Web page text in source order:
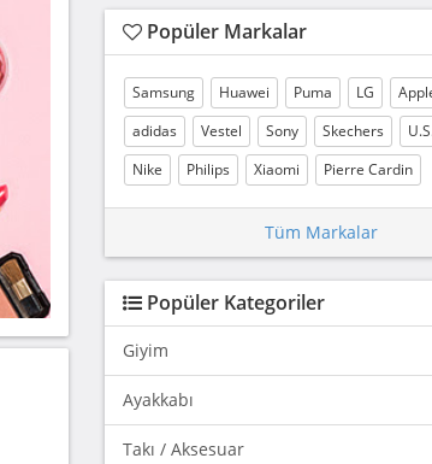
Popüler Markalar
Samsung Huawei Puma LG
adidas
Vestel Sony Skechers
Nike
Philips Xiaomi Pierre Cardin
Tüm Markalar
Popüler Kategoriler
Giyim
Ayakkabı
Takı / Aksesuar